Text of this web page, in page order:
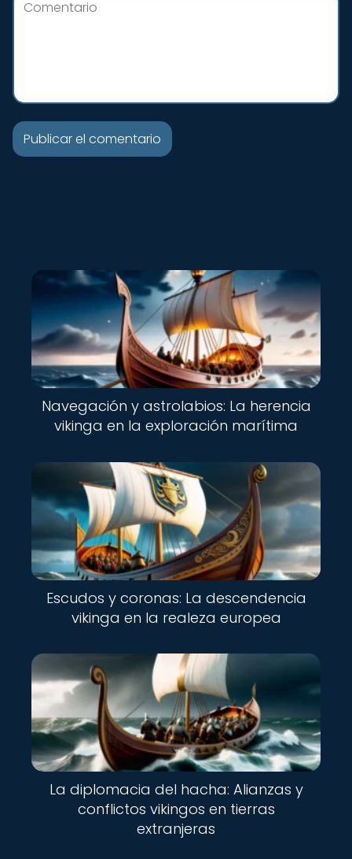
Navegación y astrolabios: La herencia
vikinga en la exploración marítima
Escudos y coronas: La descendencia
vikinga en la realeza europea
La diplomacia del hacha: Alianzas y
conflictos vikingos en tierras
extranjeras